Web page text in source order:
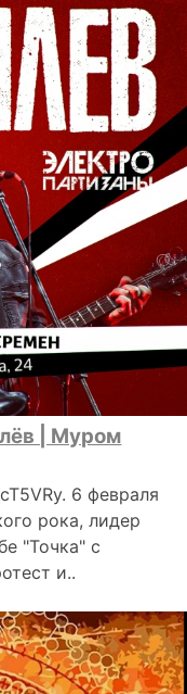
| Муром
6 февраля
рока, лидер
"Точка" с
и..